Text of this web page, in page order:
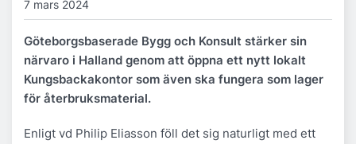
7 mars 2024
Göteborgsbaserade Bygg och Konsult stärker sin
närvaro i Halland genom att öppna ett nytt lokalt
Kungsbackakontor som även ska fungera som lager
för återbruksmaterial.
Enligt vd Philip Eliasson föll det sig naturligt med ett